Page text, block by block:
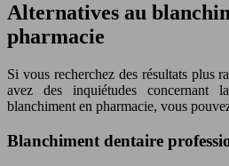
Alternatives au
pharmacie
Si vous recherchez des résultats plus
avez des inquiétudes concernant
blanchiment en pharmacie, vous
Blanchiment dentaire